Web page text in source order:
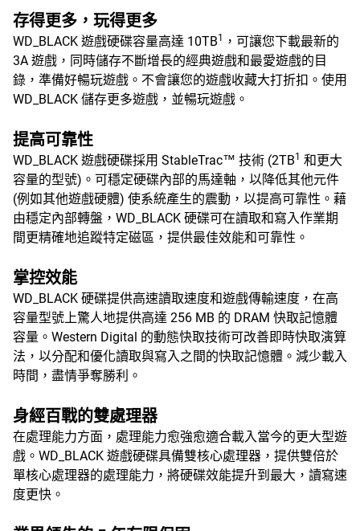
存得更多，玩得更多
WD_BLACK 遊戲硬碟容量高達 10TB1
，可讓您下載最新的
3A 遊戲，同時儲存不斷增長的經典遊戲和最愛遊戲的目
錄，準備好暢玩遊戲。不會讓您的遊戲收藏大打折扣。使用
WD_BLACK 儲存更多遊戲，並暢玩遊戲。
提高可靠性
WD_BLACK 遊戲硬碟採用 StableTrac™ 技術 (2TB1 和更大
容量的型號)。可穩定硬碟內部的馬達軸，以降低其他元件
(例如其他遊戲硬體) 使系統產生的震動，以提高可靠性。藉
由穩定內部轉盤，WD_BLACK 硬碟可在讀取和寫入作業期
間更精確地追蹤特定磁區，提供最佳效能和可靠性。
掌控效能
WD_BLACK 硬碟提供高速讀取速度和遊戲傳輸速度，在高
容量型號上驚人地提供高達 256 MB 的 DRAM 快取記憶體
容量。Western Digital 的動態快取技術可改善即時快取演算
法，以分配和優化讀取與寫入之間的快取記憶體。減少載入
時間，盡情爭奪勝利。
身經百戰的雙處理器
在處理能力方面，處理能力愈強愈適合載入當今的更大型遊
戲。WD_BLACK 遊戲硬碟具備雙核心處理器，提供雙倍於
單核心處理器的處理能力，將硬碟效能提升到最大，讀寫速
度更快。